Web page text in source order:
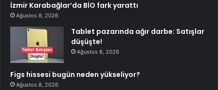
İzmir Karabağlar’da BİO fark yarattı
Ağustos 8, 2026
Tablet pazarında ağır darbe: Satışlar
düşüşte!
Ağustos 8, 2026
Figs hissesi bugün neden yükseliyor?
Ağustos 8, 2026